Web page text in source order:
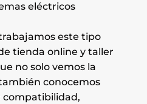
eléctricos
este tipo
tienda online y taller
no solo vemos la
conocemos
compatibilidad,